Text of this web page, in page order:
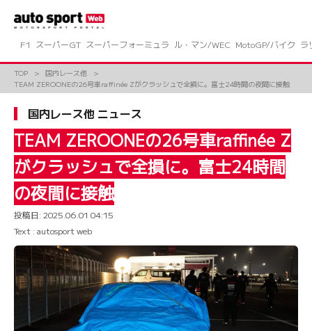
ツ
キ
F1 スーパーGT スーパーフォーミュラ ル・マン/WEC MotoGP/バイク ラ
TOP
国内レース他
TEAM ZEROONEの26号車raffinée Zがクラッシュで全損に。富士24時間の夜間に接触
国内レース他 ニュース
TEAM ZEROONEの26号車raffinée Z
がクラッシュで全損に。富士24時間
の夜間に接触
投稿日: 2025.06.01 04:15
Text : autosport web